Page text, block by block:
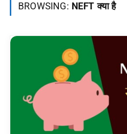
BROWSING: NEFT क्या है